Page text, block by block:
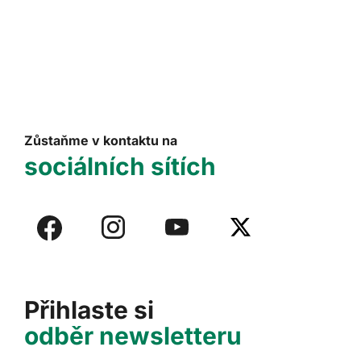
Přihlaste si
odběr newsletteru
Zůstaňme v kontaktu na
sociálních sítích